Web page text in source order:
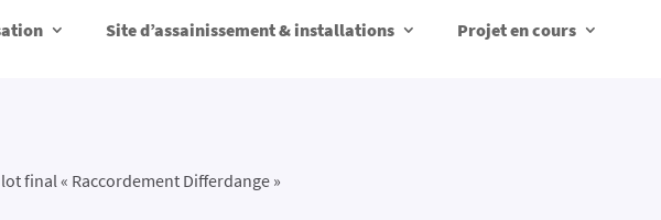
Site d’assainissement & installations Projet en cours
final « Raccordement Differdange »